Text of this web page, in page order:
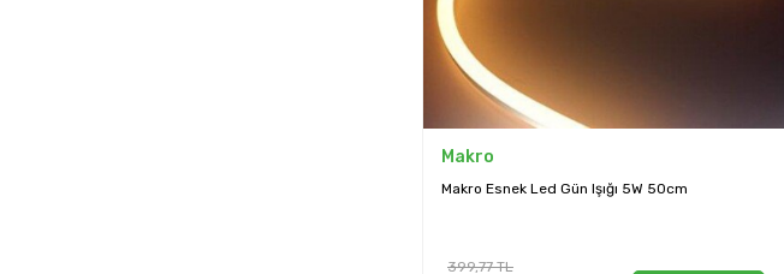
Makro
Makro Esnek Led Gün Işığı 5W 50cm
399,77TL